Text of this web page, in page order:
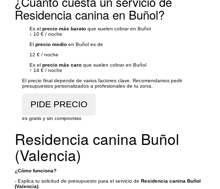
Residencia canina en Buñol?
Es el precio más barato que suelen cobrar en Buñol
↓ 10 € / noche
El precio medio en Buñol es de
12 € / noche
Es el precio más caro que suelen cobrar en Buñol
↑ 14 € / noche
El precio final depende de varios factores clave. Recomendamos pedir
presupuestos personalizados a profesionales de tu zona.
es gratis y sin compromiso
Residencia canina Buñol
(Valencia)
¿Cómo funciona?
- Explica tu solicitud de presupuesto para el servicio de Residencia canina Buñol
(Valencia)